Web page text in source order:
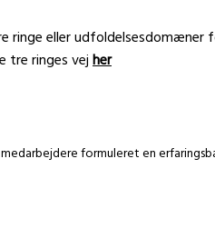
ringe eller udfoldelsesdomæner
tre ringes vejher
formuleret en